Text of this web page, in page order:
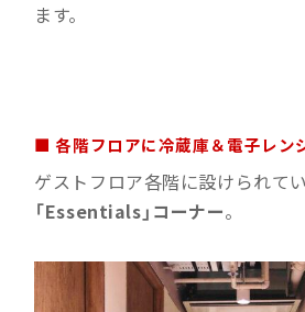
ます。
■ 各階フロアに冷蔵庫＆電子レン
ゲストフロア各階に設けられてい
「Essentials」コーナー。